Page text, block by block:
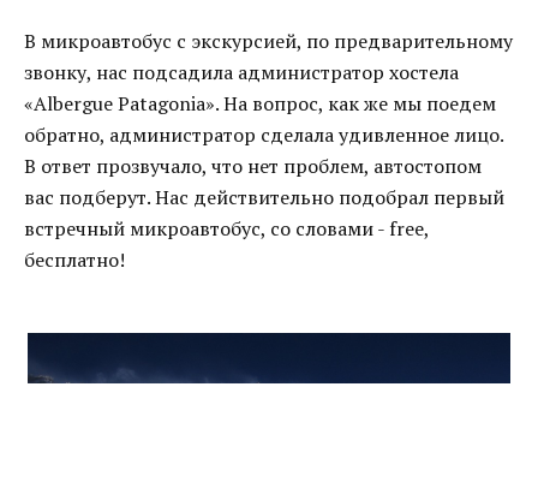
В микроавтобус с экскурсией, по предварительному
звонку, нас подсадила администратор хостела
«Albergue Patagonia». На вопрос, как же мы поедем
обратно, администратор сделала удивленное лицо.
В ответ прозвучало, что нет проблем, автостопом
вас подберут. Нас действительно подобрал первый
встречный микроавтобус, со словами - free,
бесплатно!